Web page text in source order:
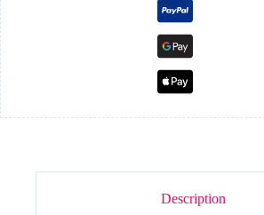
Description